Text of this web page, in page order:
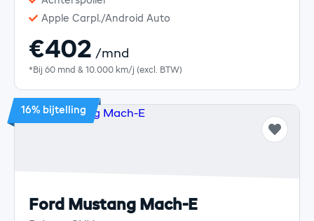
Apple Carpl./Android Auto
€402 /mnd
*Bij 60 mnd & 10.000 km/j (excl. BTW)
16% bijtelling
Ford Mustang Mach-E